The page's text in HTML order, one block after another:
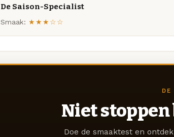
De Saison-Specialist
Smaak: ★★★☆☆
DE
Niet stoppen
Doe de smaaktest en